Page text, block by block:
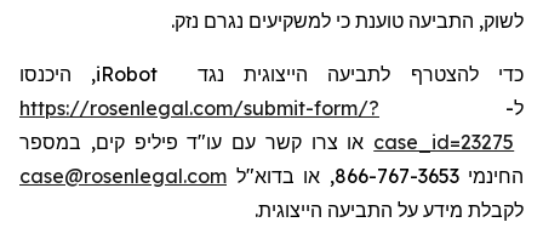
לשוק, התביעה טוענת כי למשקיעים נגרם נזק.
כדי להצטרף לתביעה הייצוגית נגד iRobot, היכנסו
ל- https://rosenlegal.com/submit-form/?
case_id=23275 או צרו קשר עם עו"ד פיליפ קים, במספר
החינמי 866-767-3653, או בדוא"ל
case@rosenlegal.com
לקבלת מידע על התביעה הייצוגית.